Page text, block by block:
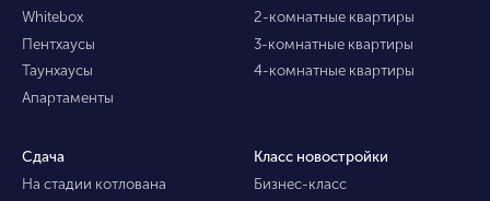
Whitebox
Пентхаусы
Таунхаусы
Апартаменты
2-комнатные квартиры
3-комнатные квартиры
4-комнатные квартиры
Сдача
На стадии котлована
Класс новостройки
Бизнес-класс